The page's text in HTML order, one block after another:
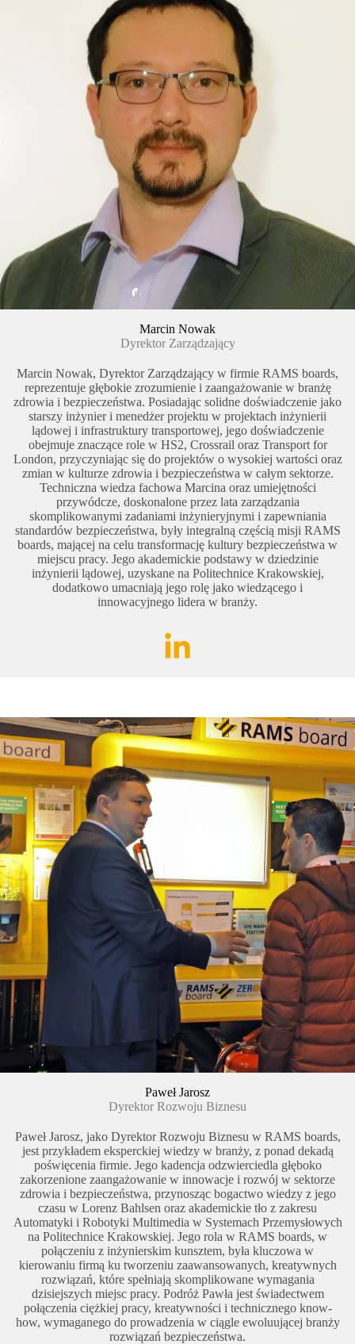
Marcin Nowak
Dyrektor Zarządzający
Marcin Nowak, Dyrektor Zarządzający w firmie RAMS boards,
reprezentuje głębokie zrozumienie i zaangażowanie w branżę
zdrowia i bezpieczeństwa. Posiadając solidne doświadczenie jako
starszy inżynier i menedżer projektu w projektach inżynierii
lądowej i infrastruktury transportowej, jego doświadczenie
obejmuje znaczące role w HS2, Crossrail oraz Transport for
London, przyczyniając się do projektów o wysokiej wartości oraz
zmian w kulturze zdrowia i bezpieczeństwa w całym sektorze.
Techniczna wiedza fachowa Marcina oraz umiejętności
przywódcze, doskonalone przez lata zarządzania
skomplikowanymi zadaniami inżynieryjnymi i zapewniania
standardów bezpieczeństwa, były integralną częścią misji RAMS
boards, mającej na celu transformację kultury bezpieczeństwa w
miejscu pracy. Jego akademickie podstawy w dziedzinie
inżynierii lądowej, uzyskane na Politechnice Krakowskiej,
dodatkowo umacniają jego rolę jako wiedzącego i
innowacyjnego lidera w branży.
Paweł Jarosz
Dyrektor Rozwoju Biznesu
Paweł Jarosz, jako Dyrektor Rozwoju Biznesu w RAMS boards,
jest przykładem eksperckiej wiedzy w branży, z ponad dekadą
poświęcenia firmie. Jego kadencja odzwierciedla głęboko
zakorzenione zaangażowanie w innowacje i rozwój w sektorze
zdrowia i bezpieczeństwa, przynosząc bogactwo wiedzy z jego
czasu w Lorenz Bahlsen oraz akademickie tło z zakresu
Automatyki i Robotyki Multimedia w Systemach Przemysłowych
na Politechnice Krakowskiej. Jego rola w RAMS boards, w
połączeniu z inżynierskim kunsztem, była kluczowa w
kierowaniu firmą ku tworzeniu zaawansowanych, kreatywnych
rozwiązań, które spełniają skomplikowane wymagania
dzisiejszych miejsc pracy. Podróż Pawła jest świadectwem
połączenia ciężkiej pracy, kreatywności i technicznego know-
how, wymaganego do prowadzenia w ciągle ewoluującej branży
rozwiązań bezpieczeństwa.